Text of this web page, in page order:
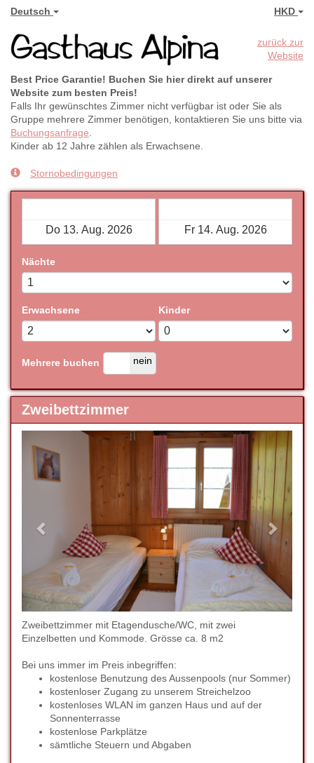
Deutsch HKD
zurück zur
Website
Best Price Garantie! Buchen Sie hier direkt auf unserer
Website zum besten Preis!
Falls Ihr gewünschtes Zimmer nicht verfügbar ist oder Sie als
Gruppe mehrere Zimmer benötigen, kontaktieren Sie uns bitte via
Buchungsanfrage
Kinder ab 12 Jahre zählen als Erwachsene.
Stornobedingungen
Nächte
Erwachsene Kinder
Mehrere buchen
ja nein
Zweibettzimmer
Previous
Next
Zweibettzimmer mit Etagendusche/WC, mit zwei
Einzelbetten und Kommode. Grösse ca. 8 m2
Bei uns immer im Preis inbegriffen:
kostenlose Benutzung des Aussenpools (nur Sommer)
kostenloser Zugang zu unserem Streichelzoo
kostenloses WLAN im ganzen Haus und auf der
Sonnenterrasse
kostenlose Parkplätze
sämtliche Steuern und Abgaben